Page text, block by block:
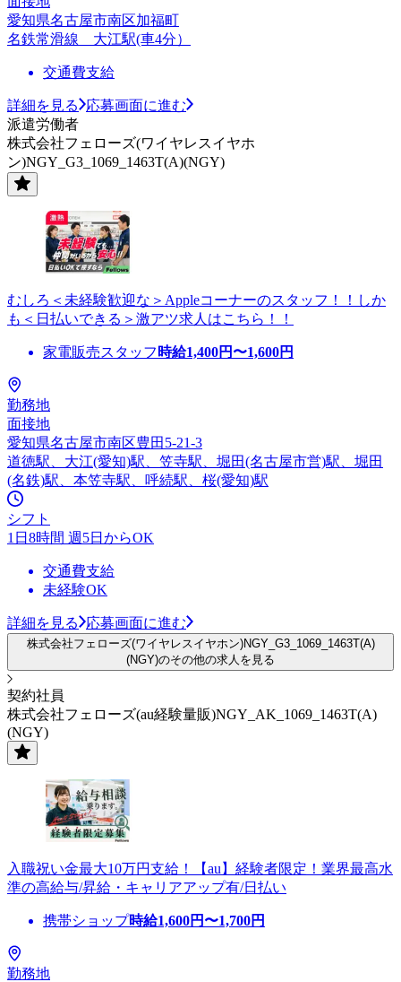
愛知県名古屋市南区加福町
名鉄常滑線 大江駅(車4分）
交通費支給
詳細を見る
応募画面に進む
派遣労働者
株式会社フェローズ(ワイヤレスイヤホ
ン)NGY_G3_1069_1463T(A)(NGY)
むしろ＜未経験歓迎な＞Appleコーナーのスタッフ！！しか
も＜日払いできる＞激アツ求人はこちら！！
家電販売スタッフ 時給1,400円〜1,600円
勤務地
面接地
愛知県名古屋市南区豊田5-21-3
道徳駅、大江(愛知)駅、笠寺駅、堀田(名古屋市営)駅、堀田
(名鉄)駅、本笠寺駅、呼続駅、桜(愛知)駅
シフト
1日8時間 週5日からOK
交通費支給
未経験OK
詳細を見る 応募画面に進む
株式会社フェローズ(ワイヤレスイヤホン)NGY_G3_1069_1463T(A)
(NGY)のその他の求人を見る
契約社員
株式会社フェローズ(au経験量販)NGY_AK_1069_1463T(A)
(NGY)
入職祝い金最大10万円支給！【au】経験者限定！業界最高水
準の高給与/昇給・キャリアアップ有/日払い
携帯ショップ時給1,600円〜1,700円
勤務地